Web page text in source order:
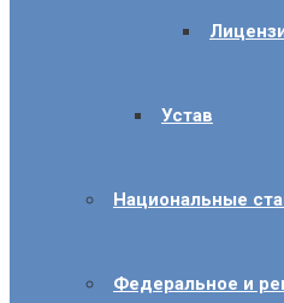
Устав
Национальные
Федеральное и